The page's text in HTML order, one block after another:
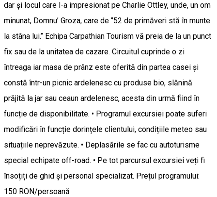
dar și locul care l-a impresionat pe Charlie Ottley, unde, un om
minunat, Domnu’ Groza, care de ‘’52 de primăveri stă în munte
la stâna lui.’’ Echipa Carpathian Tourism vă preia de la un punct
fix sau de la unitatea de cazare. Circuitul cuprinde o zi
întreaga iar masa de prânz este oferită din partea casei și
constă într-un picnic ardelenesc cu produse bio, slănină
prăjită la jar sau ceaun ardelenesc, acesta din urmă fiind în
funcție de disponibilitate. • Programul excursiei poate suferi
modificări în funcție dorințele clientului, condițiile meteo sau
situațiile neprevăzute. • Deplasările se fac cu autoturisme
special echipate off-road. • Pe tot parcursul excursiei veți fi
însoțiți de ghid și personal specializat. Prețul programului:
150 RON/persoană